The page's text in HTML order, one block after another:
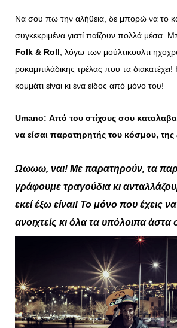
Να σου πω την αλήθεια, δε μπορώ να το
συγκεκριμένα γιατί παίζουν πολλά μέσα.
Folk & Roll , λόγω των μούλτικουλτι
ροκαμπιλάδικης τρέλας που τα διακατέχει!
κομμάτι είναι κι ένα είδος από μόνο του!
Umano: Από του στίχους σου
να είσαι παρατηρητής του κόσμου, της
Ωωωω, ναι! Με παρατηρούν, τα
γράφουμε τραγούδια κι
εκείέξω είναι! Το μόνο που έχεις να
ανοιχτείς κι όλα τα υπόλοιπα άστα